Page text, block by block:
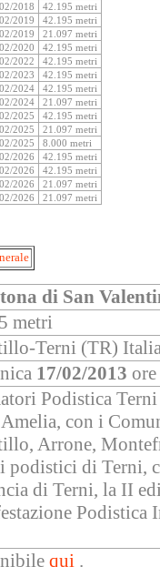
2018
42.195 metri
2019
42.195 metri
2019
21.097 metri
2020
42.195 metri
2022
42.195 metri
2023
42.195 metri
2024
42.195 metri
2024
21.097 metri
2025
42.195 metri
2025
21.097 metri
2025
8.000 metri
2026
42.195 metri
2026
42.195 metri
2026
21.097 metri
2026 21.097 metri
di San
metri
Terni (TR)
17/02/2013
Podistica
con i
Arrone,
podistici di Terni,
di Terni, la II
Podistica
qui .